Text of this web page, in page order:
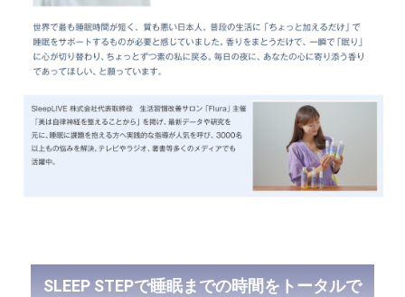
SLEEP STEPで睡眠までの時間をトータルで